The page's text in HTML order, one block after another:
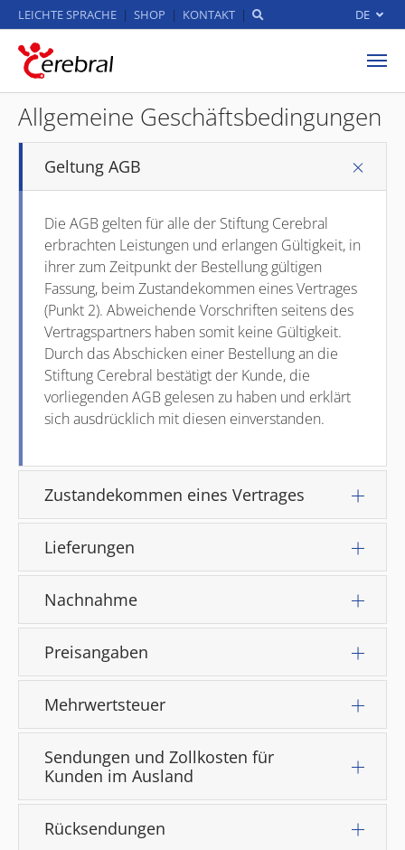
LEICHTE SPRACHE SHOP KONTAKT DE
Allgemeine Geschäftsbedingungen
Geltung AGB
Die AGB gelten für alle der Stiftung Cerebral
erbrachten Leistungen und erlangen Gültigkeit, in
ihrer zum Zeitpunkt der Bestellung gültigen
Fassung, beim Zustandekommen eines Vertrages
(Punkt 2). Abweichende Vorschriften seitens des
Vertragspartners haben somit keine Gültigkeit.
Durch das Abschicken einer Bestellung an die
Stiftung Cerebral bestätigt der Kunde, die
vorliegenden AGB gelesen zu haben und erklärt
sich ausdrücklich mit diesen einverstanden.
Zustandekommen eines Vertrages
Lieferungen
Nachnahme
Preisangaben
Mehrwertsteuer
Sendungen und Zollkosten für
Kunden im Ausland
Rücksendungen